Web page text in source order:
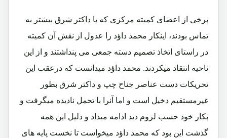
برخی از اعضای کمیته مرکزی که با داکتر شرق بیشتر به
تماس بودند، اینکار محمد داؤد را عدول از نقش آن کمیته
در راستای اتخاذ تصمیم دسته جمعی می پنداشتند و از این
ناحیه انتقاد میکردند. محمد داؤد میدانست که درعقب این
تحریکات دست عناصر جناح چپ و داکتر شرق بطور
غیرمستقیم دخیل است و اما آنرا با تحمل نادیده میگرفت و
بکار خود حسب لزوم دید ادامه میداد و دلیل این همه
گذشت این بود که محمد داؤد میخواست تا نخست پایه های